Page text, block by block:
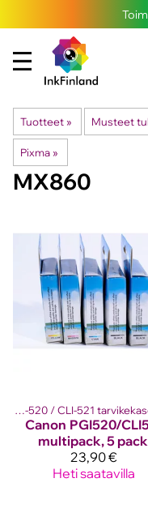
Tuotteet ‪» Musteet
Pixma ‪»
MX860
Canon PGI-520 / CLI-521
Canon PGI520/
multipack, 5 pack
23,90 €
Heti saatavilla
‪» Canon mustekasetit‪»